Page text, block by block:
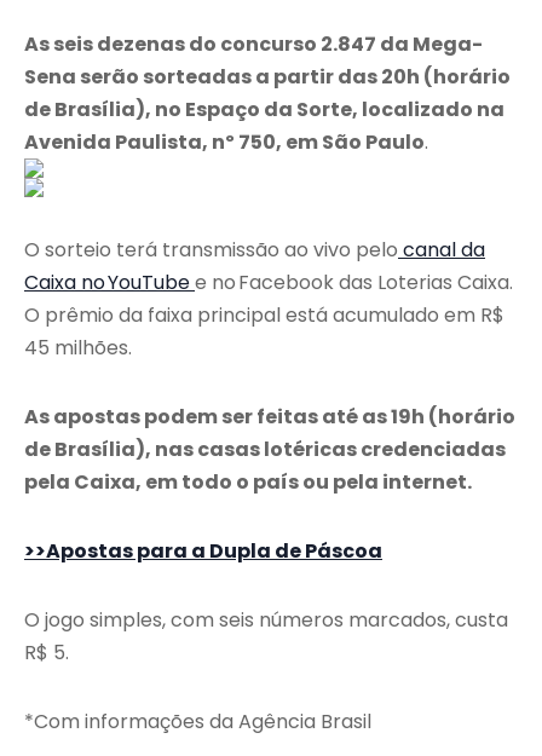
As seis dezenas do concurso 2.847 da Mega-
Sena serão sorteadas a partir das 20h (horário
de Brasília), no Espaço da Sorte, localizado na
Avenida Paulista, nº 750, em São Paulo.
O sorteio terá transmissão ao vivo pelo canal da
Caixa no YouTubee no Facebook das Loterias Caixa.
O prêmio da faixa principal está acumulado em R$
45 milhões.
As apostas podem ser feitas até as 19h (horário
de Brasília), nas casas lotéricas credenciadas
pela Caixa, em todo o país ou pela internet.
>>Apostas para a Dupla de Páscoa
O jogo simples, com seis números marcados, custa
R$ 5.
*Com informações da Agência Brasil